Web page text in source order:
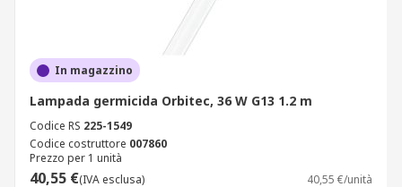
In magazzino
Lampada germicida Orbitec, 36 W G13 1.2 m
Codice RS 225-1549
Codice costruttore 007860
Prezzo per 1 unità
40,55 €(IVA esclusa) 40,55 €/unità